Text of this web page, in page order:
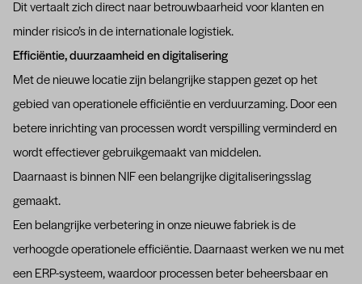
Dit vertaalt zich direct naar betrouwbaarheid voor klanten en
minder risico’s in de internationale logistiek.
Efficiëntie, duurzaamheid en digitalisering
Met de nieuwe locatie zijn belangrijke stappen gezet op het
gebied van operationele efficiëntie en verduurzaming. Door een
betere inrichting van processen wordt verspilling verminderd en
wordt effectiever gebruikgemaakt van middelen.
Daarnaast is binnen NIF een belangrijke digitaliseringsslag
gemaakt.
Een belangrijke verbetering in onze nieuwe fabriek is de
verhoogde operationele efficiëntie. Daarnaast werken we nu met
een ERP-systeem, waardoor processen beter beheersbaar en